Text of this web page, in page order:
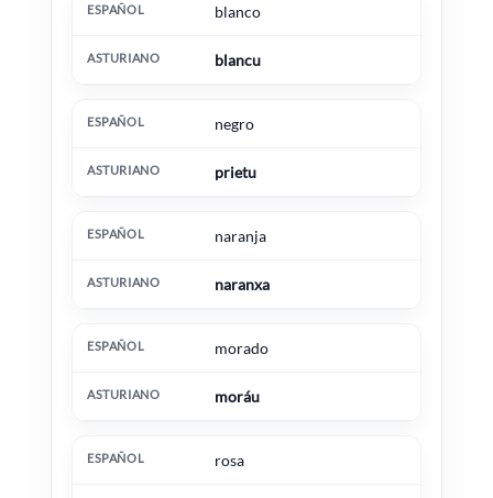
blanco
blancu
negro
prietu
naranja
naranxa
morado
moráu
rosa